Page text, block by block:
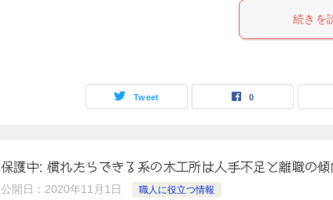
続きを
Tweet 0
保護中: 慣れたらできる系の木工所は人手不足と離職の傾
公開日： 2020年11月1日 職人に役立つ情報